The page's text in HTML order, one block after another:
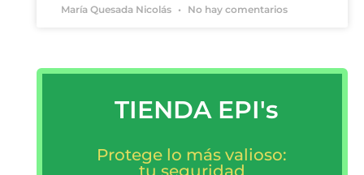
María Quesada Nicolás No hay comentarios
TIENDA EPI's
Protege lo más valioso: